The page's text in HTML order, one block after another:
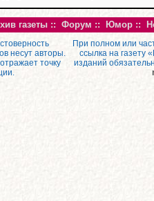
газеты :: Форум :: Юмор ::
несут авторы.
точку
При полном или
ссылка на газету
изданий